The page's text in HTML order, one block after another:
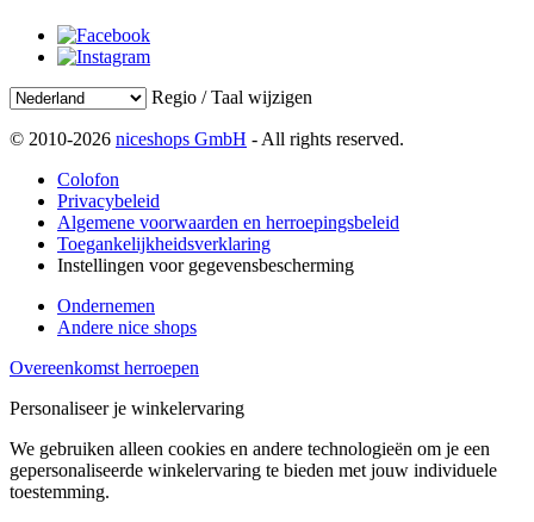
Regio / Taal wijzigen
© 2010-2026 niceshops GmbH - All rights reserved.
Colofon
Privacybeleid
Algemene voorwaarden en herroepingsbeleid
Toegankelijkheidsverklaring
Instellingen voor gegevensbescherming
Ondernemen
Andere nice shops
Overeenkomst herroepen
Personaliseer je winkelervaring
We gebruiken alleen cookies en andere technologieën om je een
gepersonaliseerde winkelervaring te bieden met jouw individuele
toestemming.